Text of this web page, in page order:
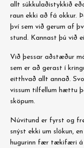
allt súkkulaðistykkið
raun ekki að fá okkur.
því sem við gerum af
stund. Kannast þú við
Við þessar aðstæður
sem er að gerast í
eitthvað allt annað.
vissum tilfellum hættu
sköpum.
Núvitund er fyrst og
snýst ekki um slökun,
hugurinn fær tækifæri á